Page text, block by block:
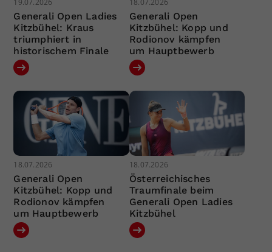
Generali Open Ladies
Kitzbühel: Kraus
triumphiert in
historischem Finale
Generali Open
Kitzbühel: Kopp und
Rodionov kämpfen
um Hauptbewerb
18.07.2026
Generali Open
Kitzbühel: Kopp und
Rodionov kämpfen
um Hauptbewerb
18.07.2026
Österreichisches
Traumfinale beim
Generali Open Ladies
Kitzbühel